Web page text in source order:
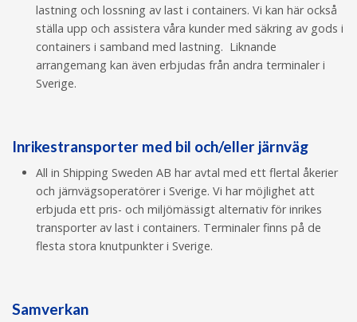
lastning och lossning av last i containers. Vi kan här också
ställa upp och assistera våra kunder med säkring av gods i
containers i samband med lastning. Liknande
arrangemang kan även erbjudas från andra terminaler i
Sverige.
Inrikestransporter med bil och/eller järnväg
All in Shipping Sweden AB har avtal med ett flertal åkerier
och järnvägsoperatörer i Sverige. Vi har möjlighet att
erbjuda ett pris- och miljömässigt alternativ för inrikes
transporter av last i containers. Terminaler finns på de
flesta stora knutpunkter i Sverige.
Samverkan